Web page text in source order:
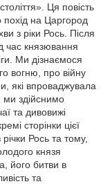
Ця повість
похід на Царгород
з ріки Рось. Після
час князювання
Ми дізнаємося
вогню, про війну
які впроваджувала
здійснимо
та дивовижі
сторінки цієї
Рось та тому,
князя
його битви в
та